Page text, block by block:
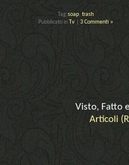
Tag:soap, trash
Pubblicato inTv| 3 Commenti »
Visto, Fatto
Articoli